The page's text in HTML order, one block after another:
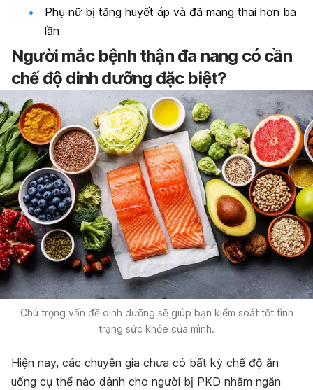
Phụ nữ bị tăng huyết áp và đã mang thai hơn ba
lần
Người mắc bệnh thận đa nang có cần
chế độ dinh dưỡng đặc biệt?
Chú trọng vấn đề dinh dưỡng sẽ giúp bạn kiểm soát tốt tình
trạng sức khỏe của mình.
Hiện nay, các chuyên gia chưa có bất kỳ chế độ ăn
uống cụ thể nào dành cho người bị PKD nhằm ngăn